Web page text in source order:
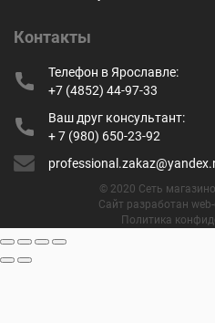
Контакты
Телефон в Ярославле:
+7 (4852) 44-97-33
Ваш друг консультант:
+ 7 (980) 650-23-92
© 2020 Сеть
Сайт разработан
Политика